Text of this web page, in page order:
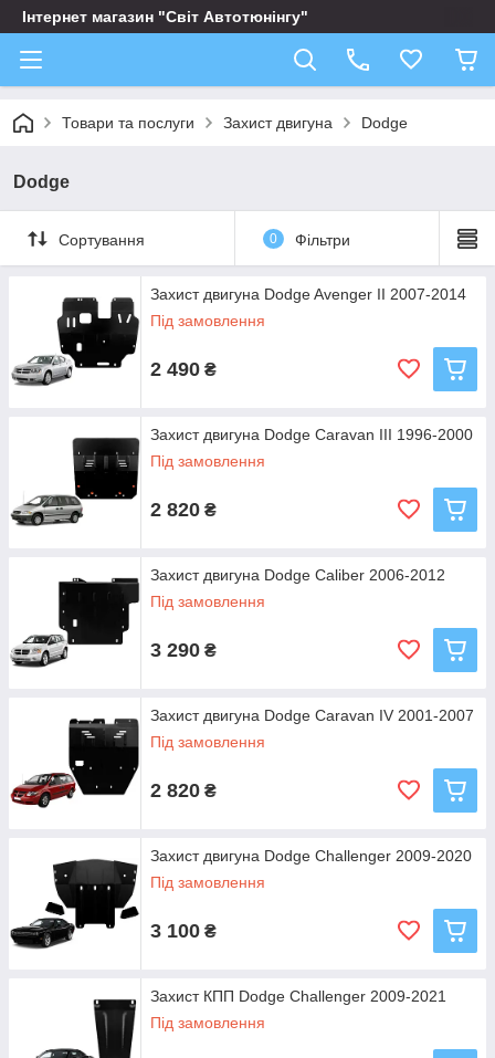
Інтернет магазин "Світ Автотюнінгу"
Товари та послуги Захист двигуна Dodge
Dodge
Сортування 0 Фільтри
Захист двигуна Dodge Avenger II 2007-2014
Під замовлення
2 490 ₴
Захист двигуна Dodge Caravan III 1996-2000
Під замовлення
2 820 ₴
Захист двигуна Dodge Caliber 2006-2012
Під замовлення
3 290 ₴
Захист двигуна Dodge Caravan IV 2001-2007
Під замовлення
2 820 ₴
Захист двигуна Dodge Challenger 2009-2020
Під замовлення
3 100 ₴
Захист КПП Dodge Challenger 2009-2021
Під замовлення